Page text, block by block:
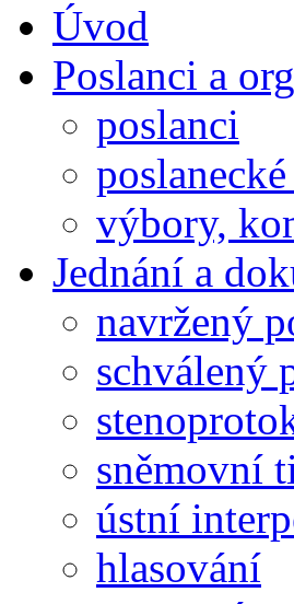
Úvod
Poslanci a
poslanci
výbory,
Jednání a
navržený
schválený
sněmovní
ústní
hlasování